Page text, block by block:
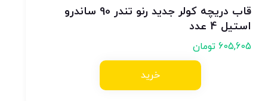
قاب دریچه کولر جدید رنو تندر 90 ساندرو
استیل 4 عدد
605,605 تومان
خرید